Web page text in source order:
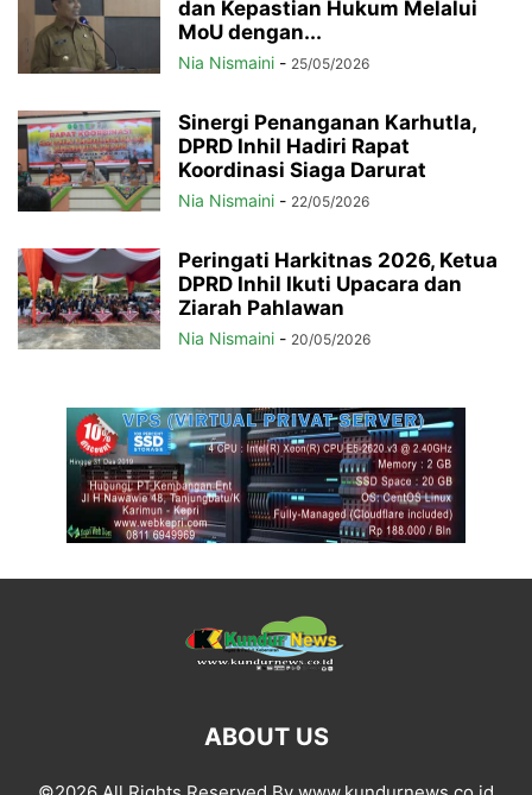
dan Kepastian Hukum Melalui
MoU dengan...
Nia Nismaini - 25/05/2026
Sinergi Penanganan Karhutla,
DPRD Inhil Hadiri Rapat
Koordinasi Siaga Darurat
Nia Nismaini - 22/05/2026
Peringati Harkitnas 2026, Ketua
DPRD Inhil Ikuti Upacara dan
Ziarah Pahlawan
Nia Nismaini - 20/05/2026
ABOUT US